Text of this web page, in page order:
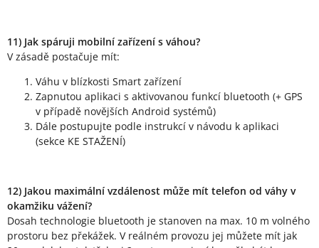
11) Jak spáruji mobilní zařízení s váhou?
V zásadě postačuje mít:
Váhu v blízkosti Smart zařízení
Zapnutou aplikaci s aktivovanou funkcí bluetooth (+ GPS
v případě novějších Android systémů)
Dále postupujte podle instrukcí v návodu k aplikaci
(sekce KE STAŽENÍ)
12) Jakou maximální vzdálenost může mít telefon od váhy v
okamžiku vážení?
Dosah technologie bluetooth je stanoven na max. 10 m volného
prostoru bez překážek. V reálném provozu jej můžete mít jak